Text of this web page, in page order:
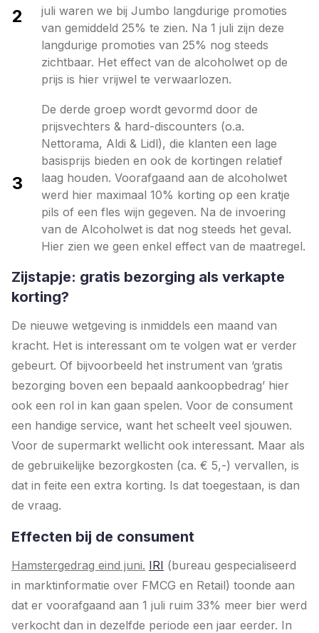
2
juli waren we bij Jumbo langdurige promoties
van gemiddeld 25% te zien. Na 1 juli zijn deze
langdurige promoties van 25% nog steeds
zichtbaar. Het effect van de alcoholwet op de
prijs is hier vrijwel te verwaarlozen.
3
De derde groep wordt gevormd door de
prijsvechters & hard-discounters (o.a.
Nettorama, Aldi & Lidl), die klanten een lage
basisprijs bieden en ook de kortingen relatief
laag houden. Voorafgaand aan de alcoholwet
werd hier maximaal 10% korting op een kratje
pils of een fles wijn gegeven. Na de invoering
van de Alcoholwet is dat nog steeds het geval.
Hier zien we geen enkel effect van de maatregel.
Zijstapje: gratis bezorging als verkapte
korting?
De nieuwe wetgeving is inmiddels een maand van
kracht. Het is interessant om te volgen wat er verder
gebeurt. Of bijvoorbeeld het instrument van ‘gratis
bezorging boven een bepaald aankoopbedrag’ hier
ook een rol in kan gaan spelen. Voor de consument
een handige service, want het scheelt veel sjouwen.
Voor de supermarkt wellicht ook interessant. Maar als
de gebruikelijke bezorgkosten (ca. € 5,-) vervallen, is
dat in feite een extra korting. Is dat toegestaan, is dan
de vraag.
Effecten bij de consument
Hamstergedrag eind juni. IRI (bureau gespecialiseerd
in marktinformatie over FMCG en Retail) toonde aan
dat er voorafgaand aan 1 juli ruim 33% meer bier werd
verkocht dan in dezelfde periode een jaar eerder. In